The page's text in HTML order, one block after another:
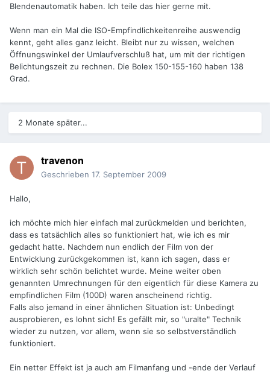
Blendenautomatik haben. Ich teile das hier gerne mit.
Wenn man ein Mal die ISO-Empfindlichkeitenreihe auswendig
kennt, geht alles ganz leicht. Bleibt nur zu wissen, welchen
Öffnungswinkel der Umlaufverschluß hat, um mit der richtigen
Belichtungszeit zu rechnen. Die Bolex 150-155-160 haben 138
Grad.
2 Monate später...
travenon
Geschrieben 17. September 2009
Hallo,
ich möchte mich hier einfach mal zurückmelden und berichten,
dass es tatsächlich alles so funktioniert hat, wie ich es mir
gedacht hatte. Nachdem nun endlich der Film von der
Entwicklung zurückgekommen ist, kann ich sagen, dass er
wirklich sehr schön belichtet wurde. Meine weiter oben
genannten Umrechnungen für den eigentlich für diese Kamera zu
empfindlichen Film (100D) waren anscheinend richtig.
Falls also jemand in einer ähnlichen Situation ist: Unbedingt
ausprobieren, es lohnt sich! Es gefällt mir, so "uralte" Technik
wieder zu nutzen, vor allem, wenn sie so selbstverständlich
funktioniert.
Ein netter Effekt ist ja auch am Filmanfang und -ende der Verlauf